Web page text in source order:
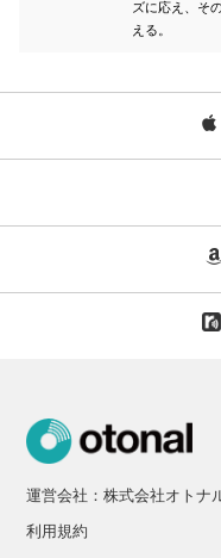
ズに応え、そ
える。
運営会社：株式会社オトナ
利用規約